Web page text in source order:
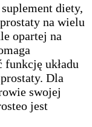
diety,
na wielu
opartej na
funkcję układu
Dla
swojej
jest